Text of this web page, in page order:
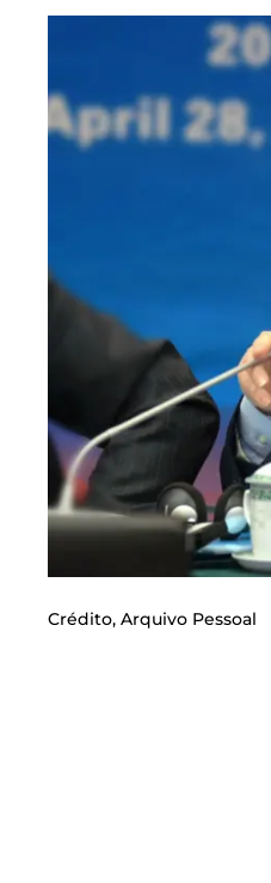
Crédito, Arquivo Pessoal